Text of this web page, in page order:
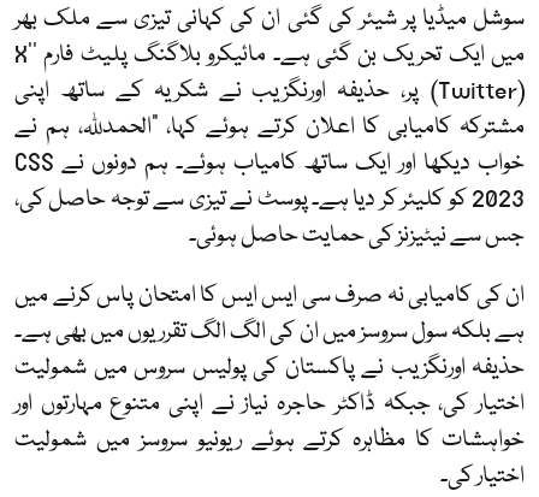
سوشل میڈیا پر شیئر کی گئی ان کی کہانی تیزی سے ملک بھر
میں ایک تحریک بن گئی ہے۔ مائیکرو بلاگنگ پلیٹ فارم 'X'
(Twitter) پر، حذیفہ اورنگزیب نے شکریہ کے ساتھ اپنی
مشترکہ کامیابی کا اعلان کرتے ہوئے کہا، "الحمدللہ، ہم نے
خواب دیکھا اور ایک ساتھ کامیاب ہوئے۔ ہم دونوں نے CSS
2023 کو کلیئر کر دیا ہے۔ پوسٹ نے تیزی سے توجہ حاصل کی،
جس سے نیٹیزنز کی حمایت حاصل ہوئی۔
ان کی کامیابی نہ صرف سی ایس ایس کا امتحان پاس کرنے میں
ہے بلکہ سول سروسز میں ان کی الگ الگ تقرریوں میں بھی ہے۔
حذیفہ اورنگزیب نے پاکستان کی پولیس سروس میں شمولیت
اختیار کی، جبکہ ڈاکٹر حاجرہ نیاز نے اپنی متنوع مہارتوں اور
خواہشات کا مظاہرہ کرتے ہوئے ریونیو سروسز میں شمولیت
اختیار کی۔